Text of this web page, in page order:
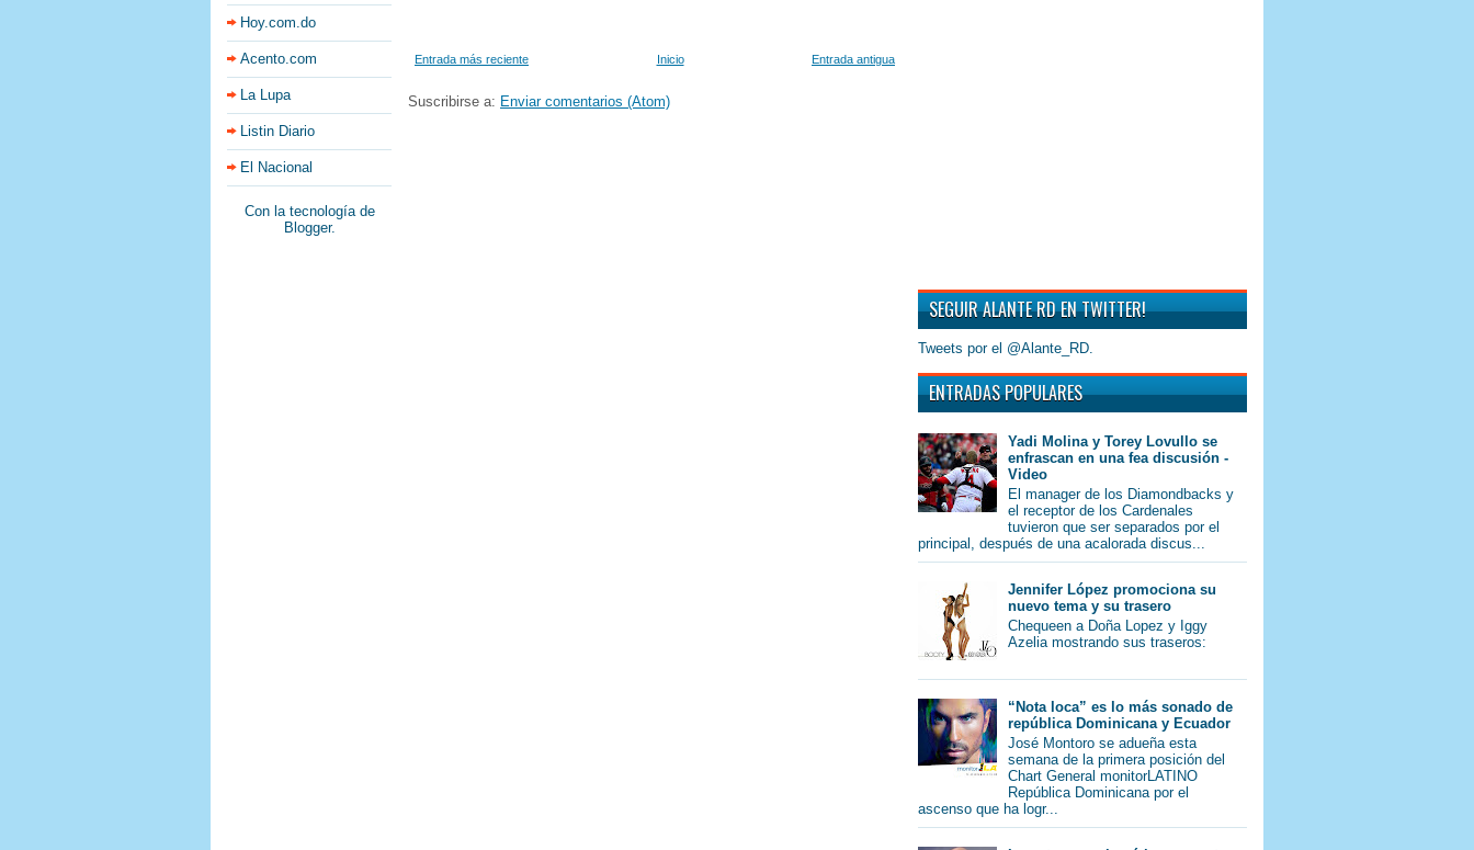
Hoy.com.do
Acento.com
La Lupa
Listin Diario
El Nacional
Con la tecnología de
Blogger.
Entrada más reciente Entrada antigua
Inicio
Suscribirse a: Enviar comentarios (Atom)
SEGUIR ALANTE RD EN TWITTER!
Tweets por el @Alante_RD.
ENTRADAS POPULARES
Yadi Molina y Torey Lovullo se
enfrascan en una fea discusión -
Video
El manager de los Diamondbacks y
el receptor de los Cardenales
tuvieron que ser separados por el
principal, después de una acalorada discus...
Jennifer López promociona su
nuevo tema y su trasero
Chequeen a Doña Lopez y Iggy
Azelia mostrando sus traseros:
“Nota loca” es lo más sonado de
república Dominicana y Ecuador
José Montoro se adueña esta
semana de la primera posición del
Chart General monitorLATINO
República Dominicana por el
ascenso que ha logr...